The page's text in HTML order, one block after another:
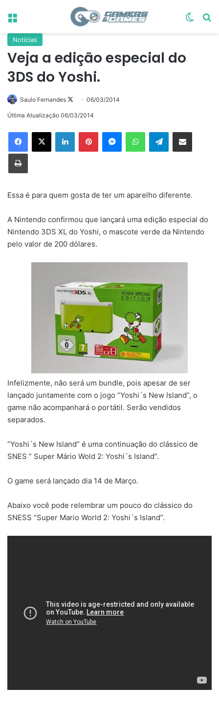
Menu
Notícias
Veja a edição especial do
3DS do Yoshi.
Saulo Fernandes
Follow06/03/2014
Última Atualização 06/03/2014
LinkedinPinterestMessengerWhatsAppTelegramCompartilhar via e-mail
Imprimir
Essa é para quem gosta de ter um aparelho diferente.
A Nintendo confirmou que lançará uma edição especial do
Nintendo 3DS XL do Yoshi, o mascote verde da Nintendo
pelo valor de 200 dólares.
Infelizmente, não será um bundle, pois apesar de ser
lançado juntamente com o jogo “Yoshi´s New Island”, o
game não acompanhará o portátil. Serão vendidos
separados.
“Yoshi´s New Island” é uma continuação do clássico de
SNES ” Super Mário Wold 2: Yoshi´s Island”.
O game será lançado dia 14 de Março.
Abaixo você pode relembrar um pouco do clássico do
SNESS “Super Mario World 2: Yoshi´s Island”.